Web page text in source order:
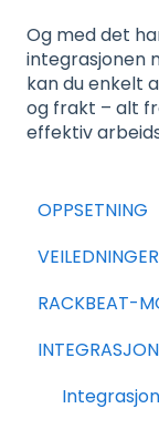
Og med det
integrasjonen
kan du enkelt
og frakt – alt
effektiv
OPPSETNING
For nye
Generell
Salg
VEILEDNINGER
Eksport
Import
Rackbeat
RACKBEAT-
Rackbeat